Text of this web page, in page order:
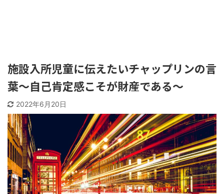
施設入所児童に伝えたいチャップリンの言
葉〜自己肯定感こそが財産である〜
2022年6月20日